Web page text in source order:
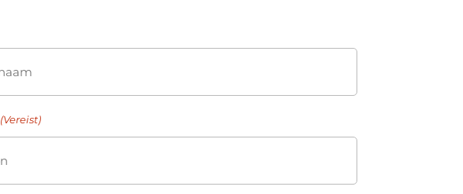
(Vereist)